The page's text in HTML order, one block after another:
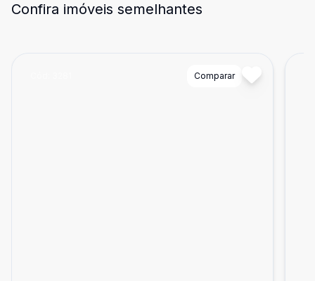
Confira imóveis semelhantes
Comparar